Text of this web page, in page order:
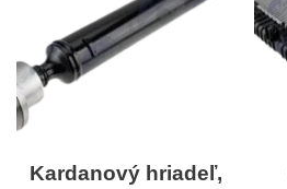
Kardanový hriadeľ,